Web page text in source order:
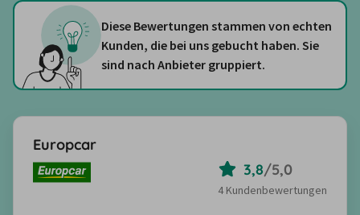
Diese Bewertungen stammen von echten
Kunden, die bei uns gebucht haben. Sie
sind nach Anbieter gruppiert.
Europcar
3,8/5,0
4 Kundenbewertungen